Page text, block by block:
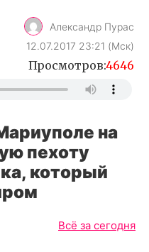
Александр Пурас
12.07.2017 23:21 (Мск)
Просмотров:4646
на
пехоту
который
Всё за сегодня